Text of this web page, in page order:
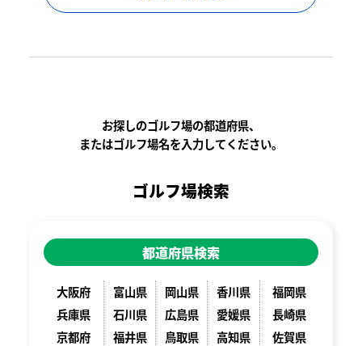
お探しのゴルフ場の都道府県、
またはゴルフ場名を入力してください。
ゴルフ場検索
都道府県検索
大阪府
兵庫県
京都府
富山県
石川県
福井県
岡山県
広島県
鳥取県
香川県
愛媛県
高知県
福岡県
長崎県
佐賀県